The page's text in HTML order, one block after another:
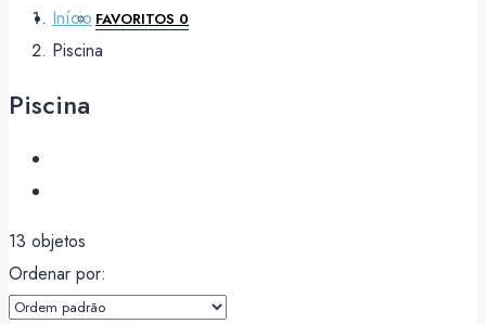
FAVORITOS 0
Início
Piscina
Piscina
13 objetos
Ordenar por: